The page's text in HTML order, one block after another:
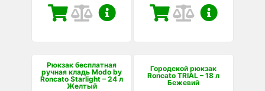
Рюкзак бесплатная
ручная кладь Modo by
Roncato Starlight – 24 л
Желтый
Городской рюкзак
Roncato TRIAL – 18 л
Бежевий